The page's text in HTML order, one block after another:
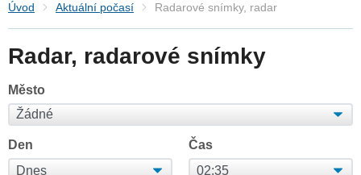
Úvod Aktuální počasí Radarové snímky, radar
Radar, radarové snímky
Město
Den Čas